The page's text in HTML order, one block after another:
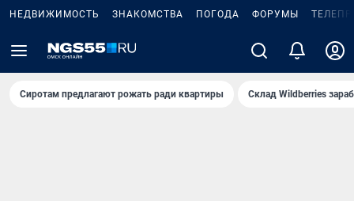
НЕДВИЖИМОСТЬ ЗНАКОМСТВА ПОГОДА ФОРУМЫ
Сиротам предлагают рожать ради квартиры Склад Wildberries